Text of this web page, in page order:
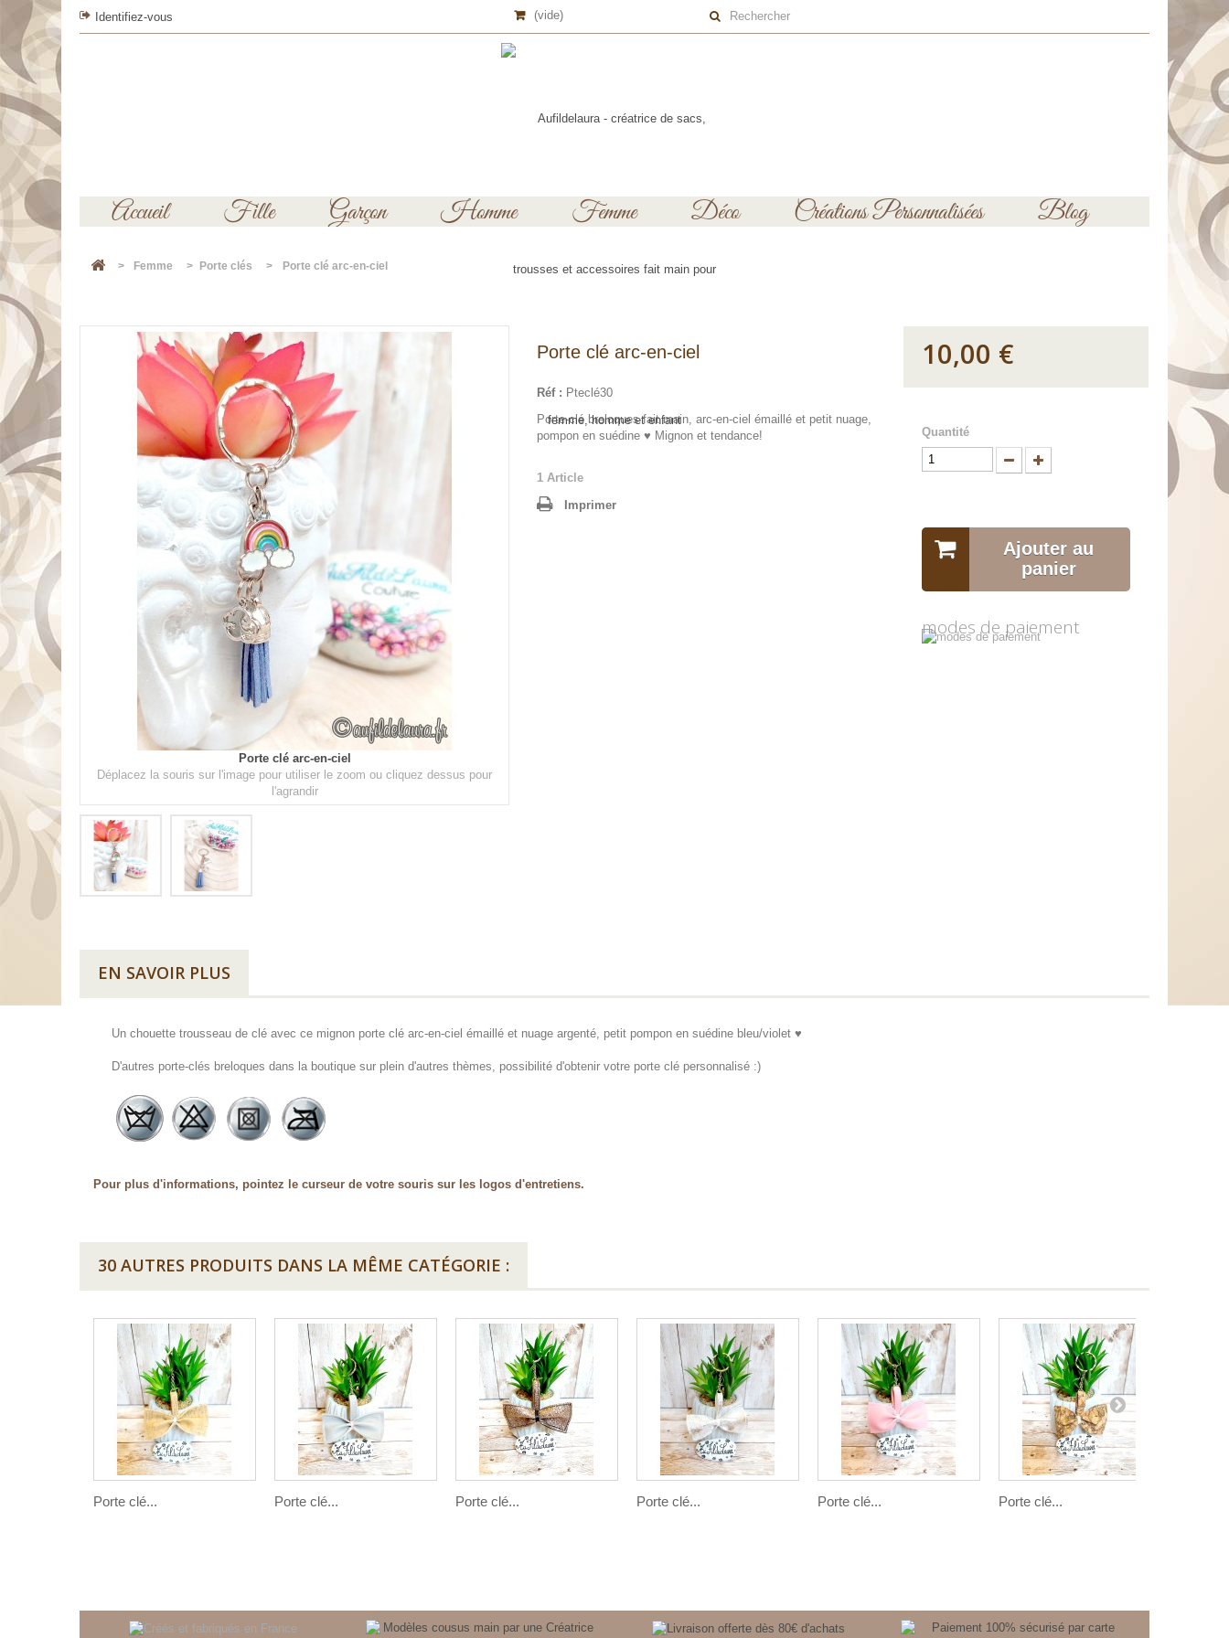
Identifiez-vous (vide)
Accueil Fille Garçon Homme Femme Déco Créations Personnalisées Blog
> Femme > Porte clés > Porte clé arc-en-ciel
Porte clé arc-en-ciel
Déplacez la souris sur l'image pour utiliser le zoom ou cliquez dessus pour
l'agrandir
Porte clé arc-en-ciel
Réf : Pteclé30
Porte-clé breloques fait main, arc-en-ciel émaillé et petit nuage,
pompon en suédine ♥ Mignon et tendance!
1 Article
Imprimer
10,00 €
Quantité
Ajouter au
panier
modes de paiement
EN SAVOIR PLUS
Un chouette trousseau de clé avec ce mignon porte clé arc-en-ciel émaillé et nuage argenté, petit pompon en suédine bleu/violet ♥
D'autres porte-clés breloques dans la boutique sur plein d'autres thèmes, possibilité d'obtenir votre porte clé personnalisé :)
Pour plus d'informations, pointez le curseur de votre souris sur les logos d'entretiens.
30 AUTRES PRODUITS DANS LA MÊME CATÉGORIE :
Porte clé... Porte clé... Porte clé... Porte clé... Porte clé... Porte clé...